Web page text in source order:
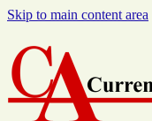
Skip to main content area